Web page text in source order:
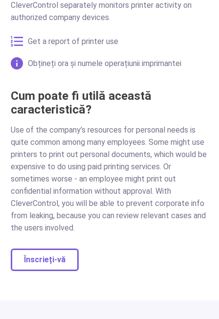
CleverControl separately monitors printer activity on
authorized company devices.
Get a report of printer use
Obțineți ora și numele operațiunii imprimantei
Cum poate fi utilă această
caracteristică?
Use of the company’s resources for personal needs is
quite common among many employees. Some might use
printers to print out personal documents, which would be
expensive to do using paid printing services. Or
sometimes worse - an employee might print out
confidential information without approval. With
CleverControl, you will be able to prevent corporate info
from leaking, because you can review relevant cases and
the users involved.
Înscrieți-vă